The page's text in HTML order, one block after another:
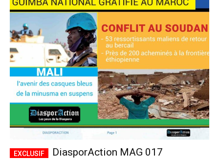
DiasporAction MAG 017